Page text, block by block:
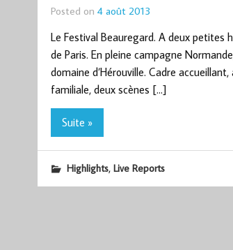
Posted on 4 août 2013
Le Festival Beauregard. A deux petites
de Paris. En pleine campagne
domaine d’Hérouville. Cadre accueillant,
familiale, deux scènes […]
Suite »
Highlights, Live Reports